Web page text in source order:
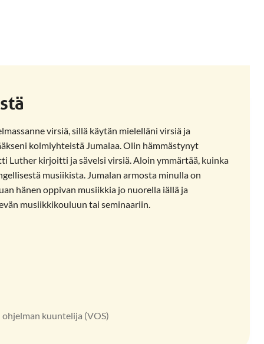
virsiä, sillä käytän mielelläni virsiä ja
kolmiyhteistä Jumalaa. Olin hämmästynyt
Luther kirjoitti ja sävelsi virsiä. Aloin ymmärtää, kuinka
musiikista. Jumalan armosta minulla on
hänen oppivan musiikkia jo nuorella iällä ja
musiikkikouluun tai seminaariin.
kuuntelija (VOS)